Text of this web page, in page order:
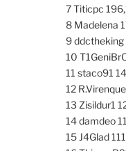
7 Titicpc
8 Madelena
9 ddctheking
10
11 staco91
12
13 Zisildur1
14 damdeo
15 J4Glad